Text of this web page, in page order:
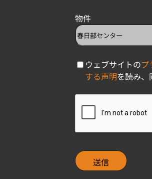
物件
C
o
ウェブサイトのプ
する声明を読み、
T
H
A